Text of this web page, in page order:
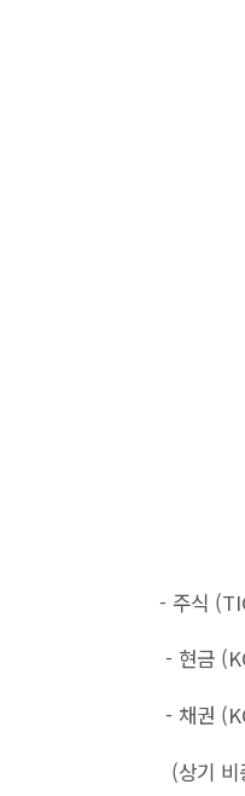
- 주식
- 현금
- 채권
(상기